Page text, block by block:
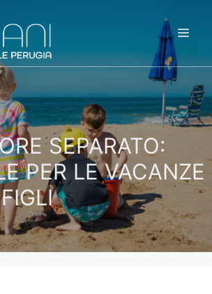
SEPARATO:
PER LE VACANZE